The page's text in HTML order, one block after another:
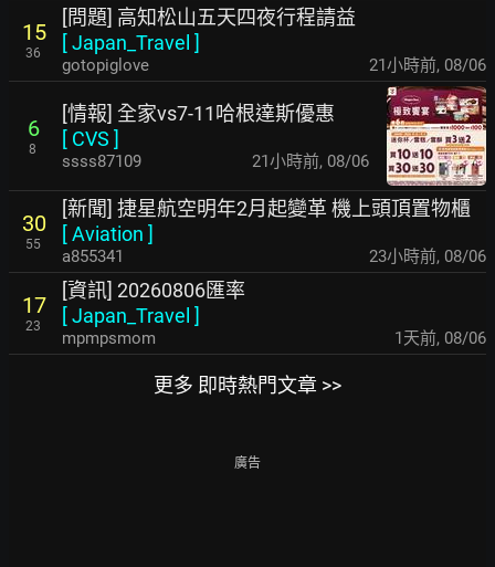
15
36
[問題] 高知松山五天四夜行程請益
[Japan_Travel ]
gotopiglove 21小時前, 08/06
6
8
[情報] 全家vs7-11哈根達斯優惠
[ CVS ]
ssss87109 21小時前, 08/06
30
55
[新聞] 捷星航空明年2月起變革 機上頭頂置物櫃
[Aviation ]
a855341 23小時前, 08/06
17
23
[資訊] 20260806匯率
[Japan_Travel ]
mpmpsmom 1天前, 08/06
更多 即時熱門文章 >>
廣告